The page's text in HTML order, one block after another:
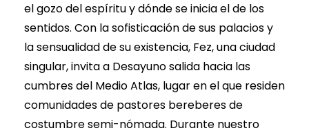
el gozo del espíritu y dónde se inicia el de los
sentidos. Con la sofisticación de sus palacios y
la sensualidad de su existencia, Fez, una ciudad
singular, invita a Desayuno salida hacia las
cumbres del Medio Atlas, lugar en el que residen
comunidades de pastores bereberes de
costumbre semi-nómada. Durante nuestro